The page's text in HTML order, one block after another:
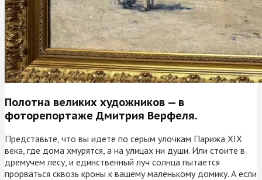
Полотна великих художников — в
фоторепортаже Дмитрия Верфеля.
Представьте, что вы идете по серым улочкам Парижа XIX
века, где дома хмурятся, а на улицах ни души. Или стоите в
дремучем лесу, и единственный луч солнца пытается
прорваться сквозь кроны к вашему маленькому домику. А если